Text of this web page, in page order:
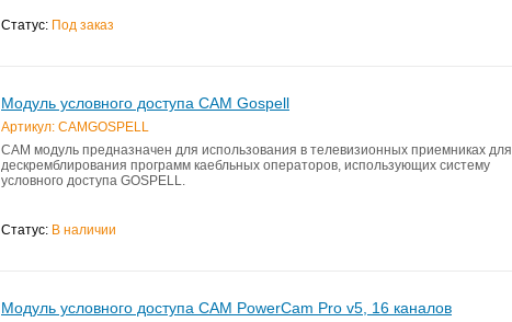
Статус: Под заказ
Модуль условного доступа CAM Gospell
Артикул: CAMGOSPELL
CAM модуль предназначен для использования в телевизионных приемниках для
дескремблирования программ каебльных операторов, использующих систему
условного доступа GOSPELL.
Статус: В наличии
Модуль условного доступа CAM PowerCam Pro v5, 16 каналов